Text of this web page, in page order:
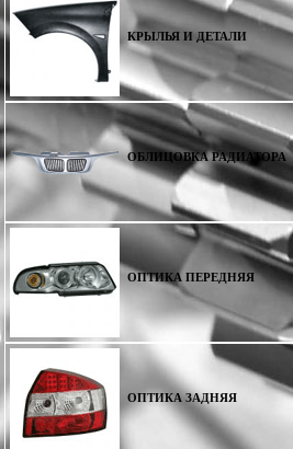
КРЫЛЬЯ И ДЕТАЛИ
ОБЛИЦОВКА РАДИАТОРА
ОПТИКА ПЕРЕДНЯЯ
ОПТИКА ЗАДНЯЯ